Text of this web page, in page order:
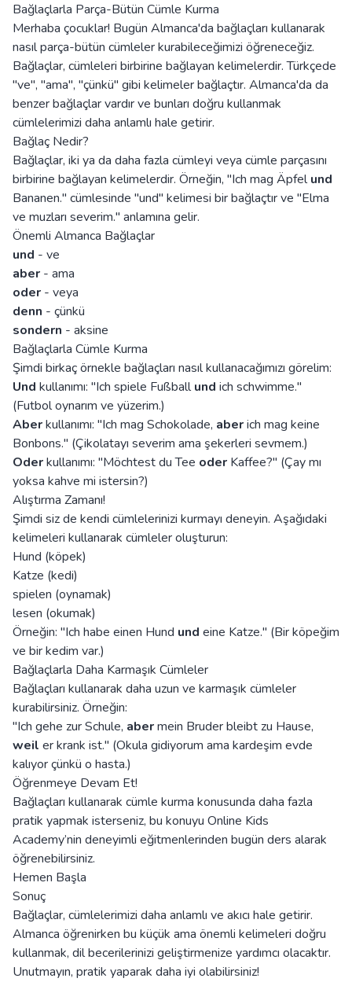
Bağlaçlarla Parça-Bütün Cümle Kurma
Merhaba çocuklar! Bugün Almanca'da bağlaçları kullanarak
nasıl parça-bütün cümleler kurabileceğimizi öğreneceğiz.
Bağlaçlar, cümleleri birbirine bağlayan kelimelerdir. Türkçede
"ve", "ama", "çünkü" gibi kelimeler bağlaçtır. Almanca'da da
benzer bağlaçlar vardır ve bunları doğru kullanmak
cümlelerimizi daha anlamlı hale getirir.
Bağlaç Nedir?
Bağlaçlar, iki ya da daha fazla cümleyi veya cümle parçasını
birbirine bağlayan kelimelerdir. Örneğin, "Ich mag Äpfelund
Bananen." cümlesinde "und" kelimesi bir bağlaçtır ve "Elma
ve muzları severim." anlamına gelir.
Önemli Almanca Bağlaçlar
und - ve
aber - ama
oder - veya
denn - çünkü
sondern - aksine
Bağlaçlarla Cümle Kurma
Şimdi birkaç örnekle bağlaçları nasıl kullanacağımızı görelim:
Und kullanımı: "Ich spiele Fußballund ich schwimme."
(Futbol oynarım ve yüzerim.)
Aberkullanımı: "Ich mag Schokolade, aberich mag keine
Bonbons." (Çikolatayı severim ama şekerleri sevmem.)
Oderkullanımı: "Möchtest du Tee oder Kaffee?" (Çay mı
yoksa kahve mi istersin?)
Alıştırma Zamanı!
Şimdi siz de kendi cümlelerinizi kurmayı deneyin. Aşağıdaki
kelimeleri kullanarak cümleler oluşturun:
Hund (köpek)
Katze (kedi)
spielen (oynamak)
lesen (okumak)
Örneğin: "Ich habe einen Hund und eine Katze." (Bir köpeğim
ve bir kedim var.)
Bağlaçlarla Daha Karmaşık Cümleler
Bağlaçları kullanarak daha uzun ve karmaşık cümleler
kurabilirsiniz. Örneğin:
"Ich gehe zur Schule, abermein Bruder bleibt zu Hause,
weil er krank ist." (Okula gidiyorum ama kardeşim evde
kalıyor çünkü o hasta.)
Öğrenmeye Devam Et!
Bağlaçları kullanarak cümle kurma konusunda daha fazla
pratik yapmak isterseniz, bu konuyu Online Kids
Academy’nin deneyimli eğitmenlerinden bugün ders alarak
öğrenebilirsiniz.
Hemen Başla
Sonuç
Bağlaçlar, cümlelerimizi daha anlamlı ve akıcı hale getirir.
Almanca öğrenirken bu küçük ama önemli kelimeleri doğru
kullanmak, dil becerilerinizi geliştirmenize yardımcı olacaktır.
Unutmayın, pratik yaparak daha iyi olabilirsiniz!